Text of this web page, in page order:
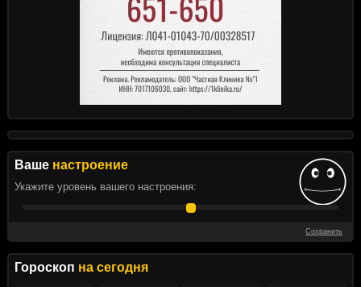
Ваше настроение
Укажите уровень вашего настроения:
Сохранить
Гороскоп на сегодня